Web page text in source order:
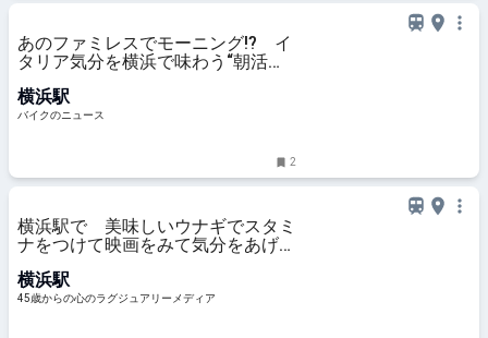
あのファミレスでモーニング!? イ
タリア気分を横浜で味わう“朝活ラ
横浜駅
バイクのニュース
2
横浜駅で 美味しいウナギでスタミ
ナをつけて映画をみて気分をあげ
横浜駅
45歳からの心のラグジュアリーメディア